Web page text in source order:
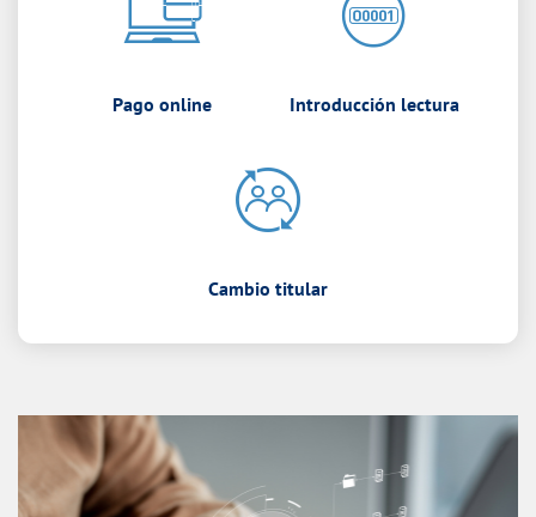
Pago online Introducción lectura
Cambio titular